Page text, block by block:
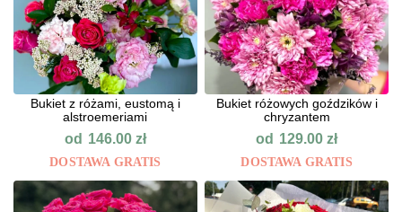
Bukiet z różami, eustomą i
alstroemeriami
od 146.00 zł
DOSTAWA GRATIS
Bukiet różowych goździków i
chryzantem
od 129.00zł
DOSTAWA GRATIS